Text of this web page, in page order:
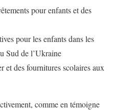
pour enfants et des
pour les enfants dans les
Sud de l’Ukraine
et des fournitures scolaires aux
comme en témoigne